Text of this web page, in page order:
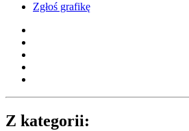
Zgłoś grafikę
Z kategorii: